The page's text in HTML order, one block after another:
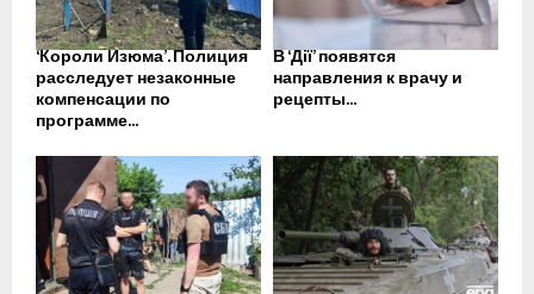
‘Короли Изюма’. Полиция
расследует незаконные
компенсации по
программе...
В ‘Дії’ появятся
направления к врачу и
рецепты...